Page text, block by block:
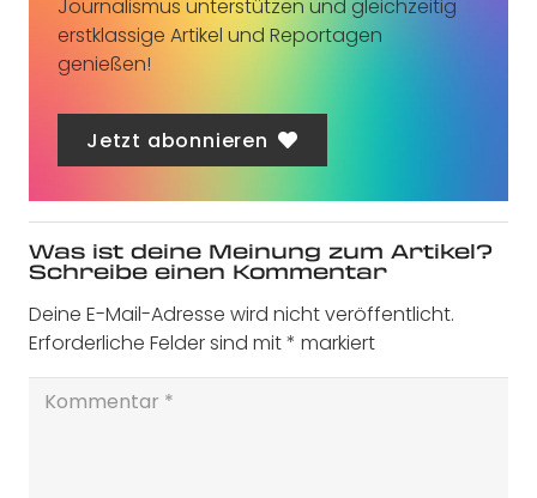
Journalismus unterstützen und gleichzeitig
erstklassige Artikel und Reportagen
genießen!
Jetzt abonnieren
Was ist deine Meinung zum Artikel?
Schreibe einen Kommentar
Deine E-Mail-Adresse wird nicht veröffentlicht.
Erforderliche Felder sind mit* markiert